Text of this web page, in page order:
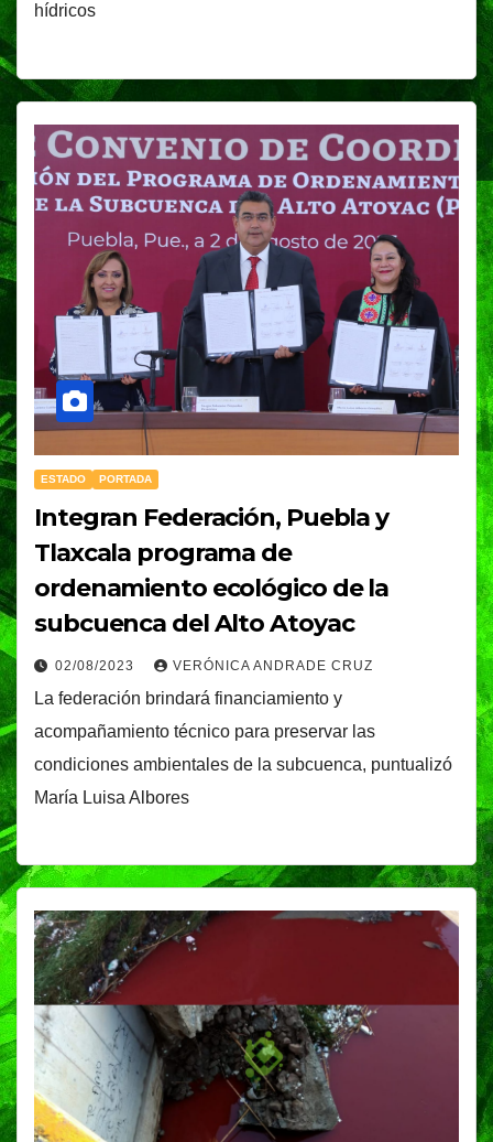
hídricos
ESTADO PORTADA
Integran Federación, Puebla y
Tlaxcala programa de
ordenamiento ecológico de la
subcuenca del Alto Atoyac
02/08/2023 VERÓNICA ANDRADE CRUZ
La federación brindará financiamiento y
acompañamiento técnico para preservar las
condiciones ambientales de la subcuenca, puntualizó
María Luisa Albores